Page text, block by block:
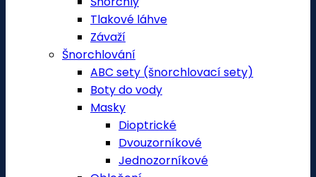
Tlakové láhve
Závaží
Šnorchlování
ABC sety (šnorchlovací sety)
Boty do vody
Masky
Dioptrické
Dvouzorníkové
Jednozorníkové